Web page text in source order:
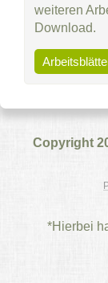
weiteren
Download.
Copyright
*Hierbei